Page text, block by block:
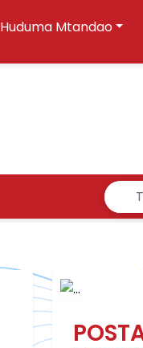
Huduma Mtandao